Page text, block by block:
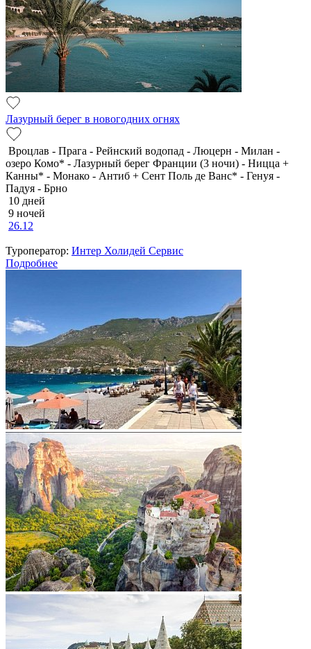
Лазурный берег в новогодних огнях
Вроцлав - Прага - Рейнский водопад - Люцерн - Милан -
озеро Комо* - Лазурный берег Франции (3 ночи) - Ницца +
Канны* - Монако - Антиб + Сент Поль де Ванс* - Генуя -
Падуя - Брно
10 дней
9 ночей
26.12
Туроператор: Интер Холидей Сервис
Подробнее